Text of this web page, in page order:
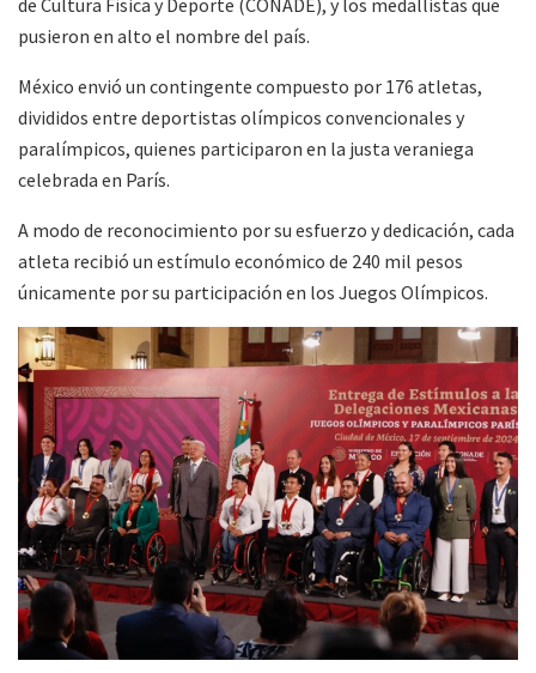
pusieron en alto el nombre del país.
México envió un contingente compuesto por 176 atletas,
divididos entre deportistas olímpicos convencionales y
paralímpicos, quienes participaron en la justa veraniega
celebrada en París.
A modo de reconocimiento por su esfuerzo y dedicación, cada
atleta recibió un estímulo económico de 240 mil pesos
únicamente por su participación en los Juegos Olímpicos.